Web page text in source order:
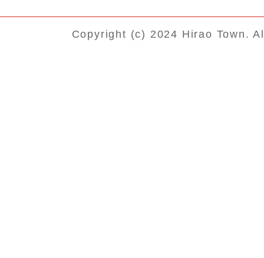
Copyright (c) 2024 Hirao Town.